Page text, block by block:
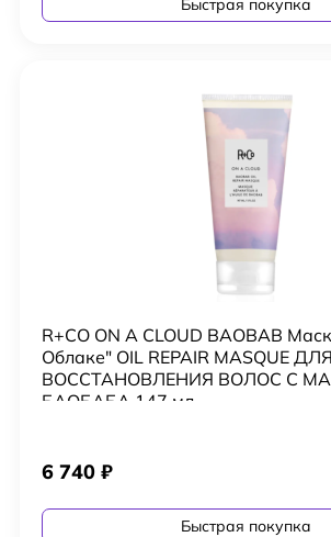
R+CO ON A CLOUD BAOBAB
Облаке" OIL REPAIR MASQUE ДЛЯ
ВОССТАНОВЛЕНИЯ ВОЛОС С
БАОБАБА 147 мл
6 740 ₽
Быстрая покупка